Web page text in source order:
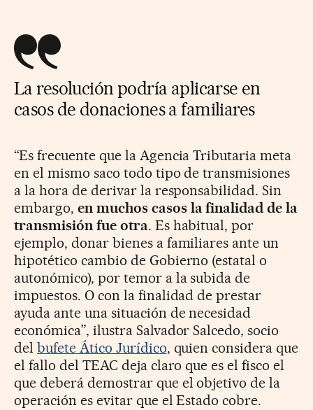
La resolución podría aplicarse en
casos de donaciones a familiares
“Es frecuente que la Agencia Tributaria meta
en el mismo saco todo tipo de transmisiones
a la hora de derivar la responsabilidad. Sin
embargo, en muchos casos la finalidad de la
transmisión fue otra. Es habitual, por
ejemplo, donar bienes a familiares ante un
hipotético cambio de Gobierno (estatal o
autonómico), por temor a la subida de
impuestos. O con la finalidad de prestar
ayuda ante una situación de necesidad
económica”, ilustra Salvador Salcedo, socio
del bufete Ático Jurídico, quien considera que
el fallo del TEAC deja claro que es el fisco el
que deberá demostrar que el objetivo de la
operación es evitar que el Estado cobre.